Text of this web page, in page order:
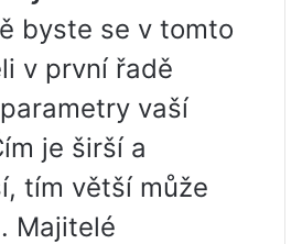
byste se v tomto
v první řadě
vaší
je širší a
tím větší může
Majitelé